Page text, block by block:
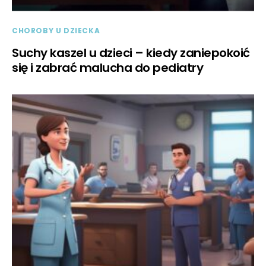
CHOROBY U DZIECKA
Suchy kaszel u dzieci – kiedy zaniepokoić
się i zabrać malucha do pediatry